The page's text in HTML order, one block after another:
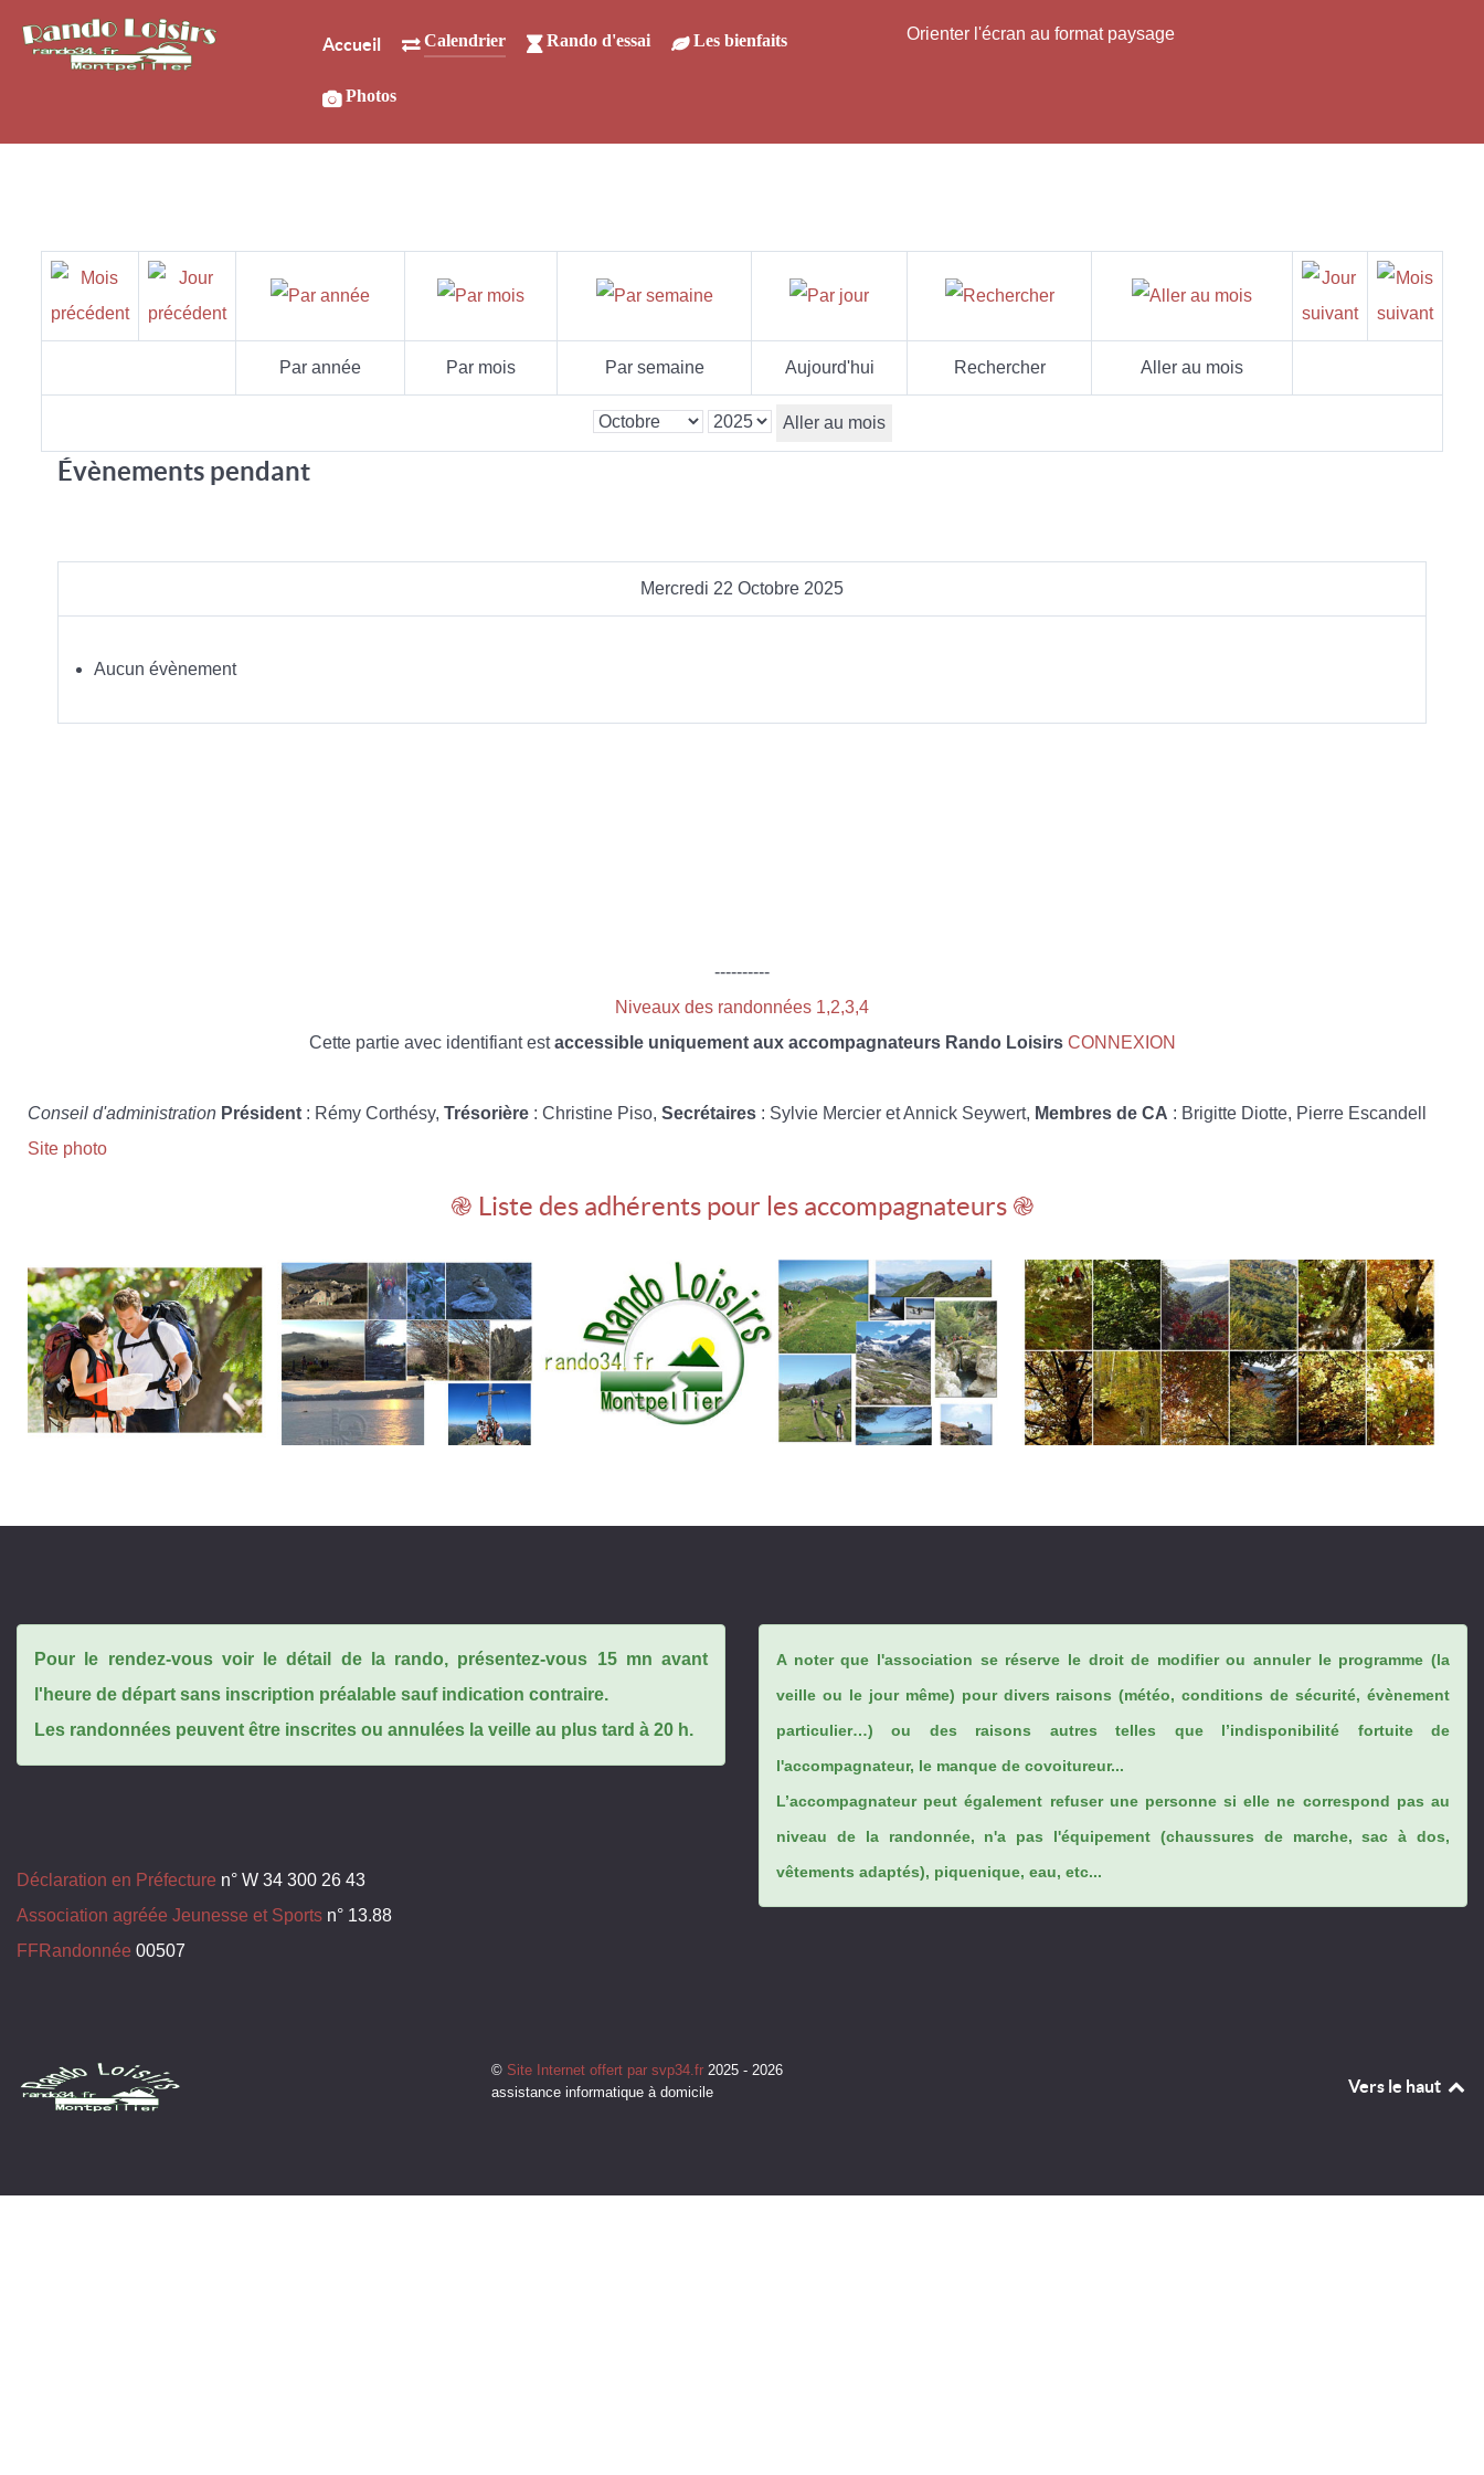
Accueil Calendrier Rando d'essai Les bienfaits
Photos
Orienter l'écran au format paysage
Par année Par mois Par semaine Aujourd'hui Rechercher Aller au mois
Aller au mois
Évènements pendant
Mercredi 22 Octobre 2025
Aucun évènement
----------
Niveaux des randonnées 1,2,3,4
Cette partie avec identifiant estaccessible uniquement aux accompagnateurs Rando Loisirs CONNEXION
Conseil d'administration Président : Rémy Corthésy, Trésorière : Christine Piso, Secrétaires : Sylvie Mercier et Annick Seywert, Membres de CA : Brigitte Diotte, Pierre Escandell
Site photo
֎ Liste des adhérents pour les accompagnateurs ֎
Pour le rendez-vous voir le détail de la rando, présentez-vous 15 mn avant
l'heure de départ sans inscription préalable sauf indication contraire.
Les randonnées peuvent être inscrites ou annulées la veille au plus tard à 20 h.
Déclaration en Préfecture n° W 34 300 26 43
Association agréée Jeunesse et Sports n° 13.88
FFRandonnée 00507
A noter que l'association se réserve le droit de modifier ou annuler le programme (la
veille ou le jour même) pour divers raisons (météo, conditions de sécurité, évènement
particulier…) ou des raisons autres telles que l’indisponibilité fortuite de
l'accompagnateur, le manque de covoitureur...
L’accompagnateur peut également refuser une personne si elle ne correspond pas au
niveau de la randonnée, n'a pas l'équipement (chaussures de marche, sac à dos,
vêtements adaptés), piquenique, eau, etc...
© Site Internet offert par svp34.fr2025 - 2026
assistance informatique à domicile
Vers le haut